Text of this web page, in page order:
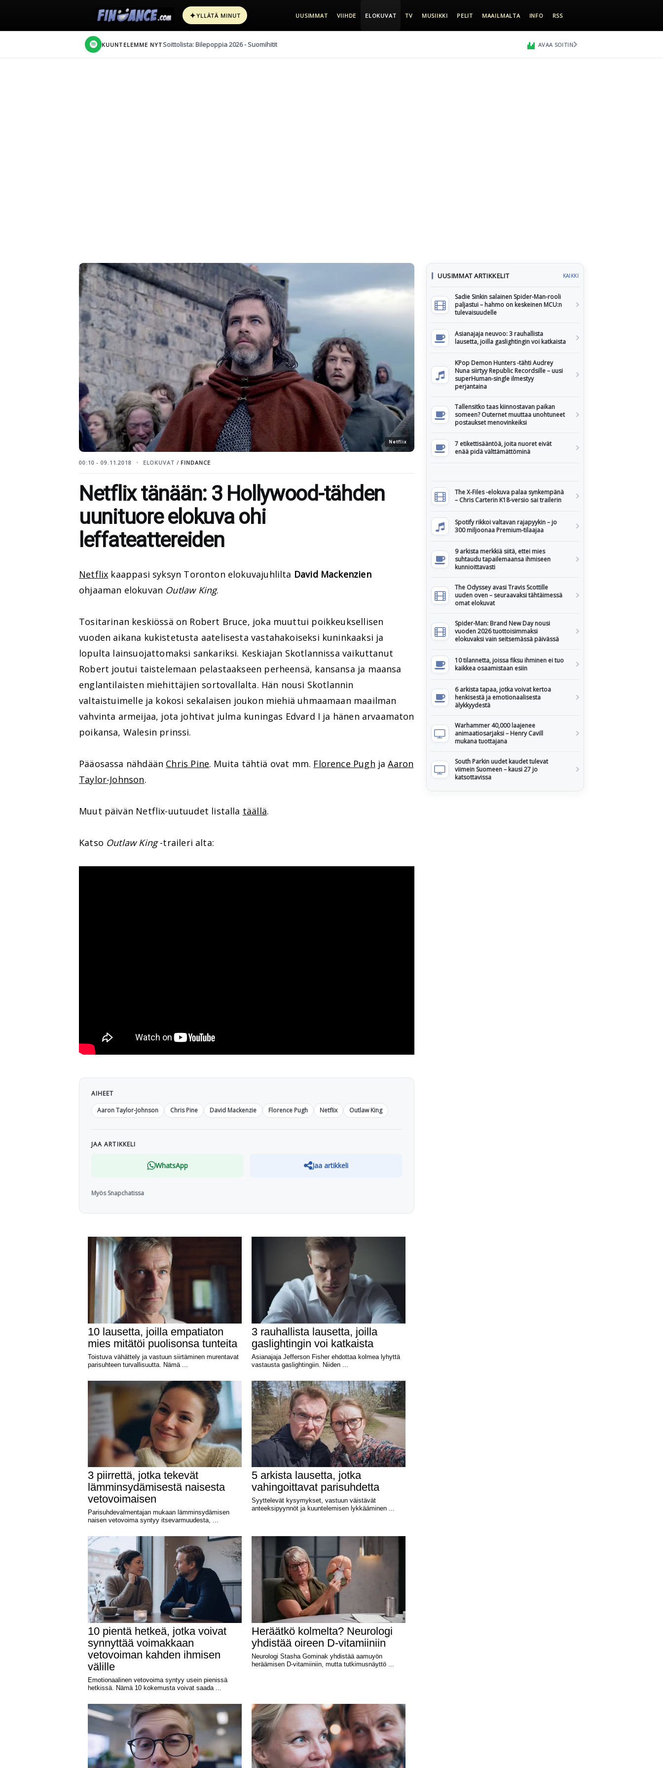
✦YLLÄTÄ MINUT UUSIMMAT VIIHDE ELOKUVAT TV MUSIIKKI PELIT MAAILMALTA INFO RSS
KUUNTELEMME NYT Soittolista: Bilepoppia 2026 - Suomihitit AVAA SOITIN
Netflix
00:10 - 09.11.2018 ELOKUVAT / FINDANCE
Netflix tänään: 3 Hollywood-tähden
uunituore elokuva ohi
leffateattereiden
Netflix kaappasi syksyn Toronton elokuvajuhlilta David Mackenzien
ohjaaman elokuvan Outlaw King.
Tositarinan keskiössä on Robert Bruce, joka muuttui poikkeuksellisen
vuoden aikana kukistetusta aatelisesta vastahakoiseksi kuninkaaksi ja
lopulta lainsuojattomaksi sankariksi. Keskiajan Skotlannissa vaikuttanut
Robert joutui taistelemaan pelastaakseen perheensä, kansansa ja maansa
englantilaisten miehittäjien sortovallalta. Hän nousi Skotlannin
valtaistuimelle ja kokosi sekalaisen joukon miehiä uhmaamaan maailman
vahvinta armeijaa, jota johtivat julma kuningas Edvard I ja hänen arvaamaton
poikansa, Walesin prinssi.
Pääosassa nähdään Chris Pine. Muita tähtiä ovat mm. Florence Pugh jaAaron
Taylor-Johnson.
Muut päivän Netflix-uutuudet listalla täällä.
Katso Outlaw King-traileri alta:
AIHEET
Aaron Taylor-Johnson
Chris Pine David Mackenzie Florence Pugh Netflix Outlaw King
JAA ARTIKKELI
WhatsApp Jaa artikkeli
Myös Snapchatissa
UUSIMMAT ARTIKKELIT KAIKKI
Sadie Sinkin salainen Spider-Man-rooli
paljastui – hahmo on keskeinen MCU:n
tulevaisuudelle
Asianajaja neuvoo: 3 rauhallista
lausetta, joilla gaslightingin voi katkaista
KPop Demon Hunters -tähti Audrey
Nuna siirtyy Republic Recordsille – uusi
superHuman-single ilmestyy
perjantaina
Tallensitko taas kiinnostavan paikan
someen? Outernet muuttaa unohtuneet
postaukset menovinkeiksi
7 etikettisääntöä, joita nuoret eivät
enää pidä välttämättöminä
The X-Files -elokuva palaa synkempänä
– Chris Carterin K18-versio sai trailerin
Spotify rikkoi valtavan rajapyykin – jo
300 miljoonaa Premium-tilaajaa
9 arkista merkkiä siitä, ettei mies
suhtaudu tapailemaansa ihmiseen
kunnioittavasti
The Odyssey avasi Travis Scottille
uuden oven – seuraavaksi tähtäimessä
omat elokuvat
Spider-Man: Brand New Day nousi
vuoden 2026 tuottoisimmaksi
elokuvaksi vain seitsemässä päivässä
10 tilannetta, joissa fiksu ihminen ei tuo
kaikkea osaamistaan esiin
6 arkista tapaa, jotka voivat kertoa
henkisestä ja emotionaalisesta
älykkyydestä
Warhammer 40,000 laajenee
animaatiosarjaksi – Henry Cavill
mukana tuottajana
South Parkin uudet kaudet tulevat
viimein Suomeen – kausi 27 jo
katsottavissa